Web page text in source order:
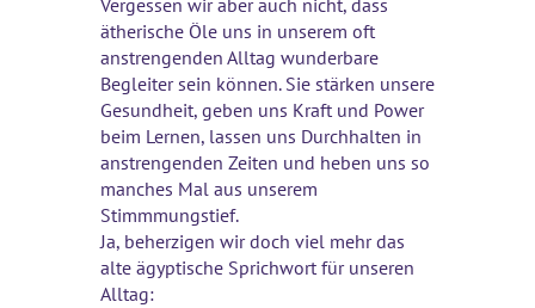
Vergessen wir aber auch nicht, dass
ätherische Öle uns in unserem oft
anstrengenden Alltag wunderbare
Begleiter sein können. Sie stärken unsere
Gesundheit, geben uns Kraft und Power
beim Lernen, lassen uns Durchhalten in
anstrengenden Zeiten und heben uns so
manches Mal aus unserem
Stimmmungstief.
Ja, beherzigen wir doch viel mehr das
alte ägyptische Sprichwort für unseren
Alltag: